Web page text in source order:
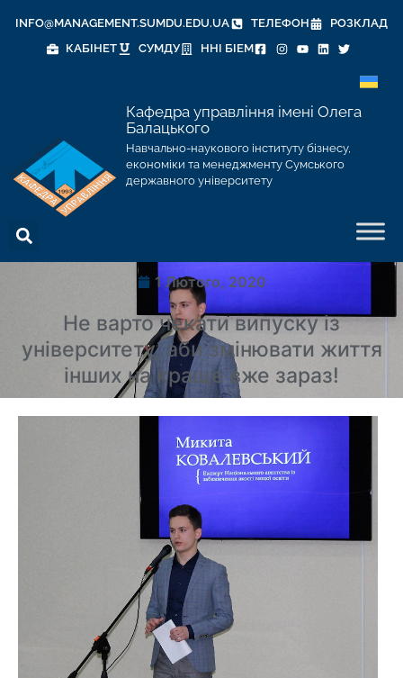
INFO@MANAGEMENT.SUMDU.EDU.UA ТЕЛЕФОН
РОЗКЛАД
КАБІНЕТ
СУМДУ ННІ БІЕМ
Кафедра управління імені Олега
Балацького
Навчально-наукового інституту бізнесу,
економіки та менеджменту Сумського
державного університету
1 Лютого, 2020
Не варто чекати випуску із
університету, аби змінювати життя
інших на краще вже зараз!